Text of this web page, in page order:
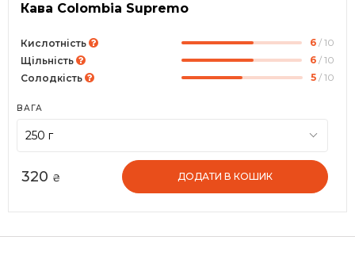
Кава Colombia Supremo
Кислотність 6 / 10
Щільність
6 / 10
Солодкість
5 / 10
ВАГА
320 ₴ ДОДАТИ В КОШИК